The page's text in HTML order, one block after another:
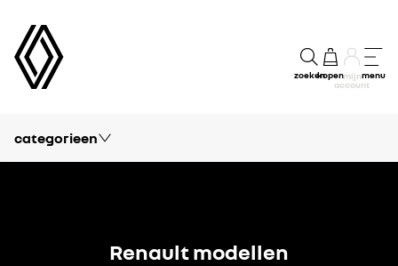
zoekenkopenmijn
account
menu
categorieen
blog
Renault modellen